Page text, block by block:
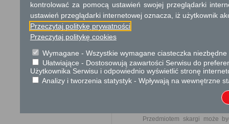
Opłata
10 zł opłata skarbowa za
Odwołanie wnosi się do
za pośrednictwem organu,
w Urzędzie lub data jego
od opłat.
Przedmiotem skargi może
kontrolować za pomocą ustawień swojej przeglądarki
ustawień przeglądarki internetowej oznacza, iż użytkownik
Przeczytaj politykę prywatności
Przeczytaj politykę cookies
Wymagane - Wszystkie wymagane ciasteczka
Ułatwiające - Dostosowują zawartości Serwisu do
Użytkownika Serwisu i odpowiednio wyświetlić stronę
Analizy i tworzenia statystyk - Wpływają na wewnętrzne